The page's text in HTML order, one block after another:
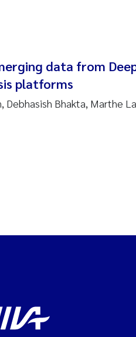
data from
platforms
Debhasish Bhakta, Marthe